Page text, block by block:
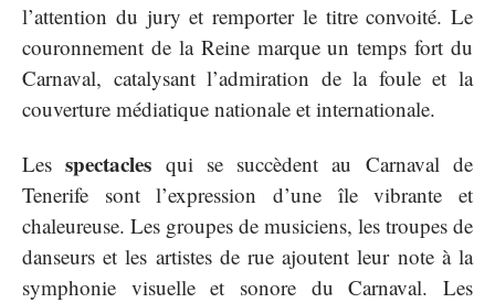
l’attention du jury et remporter le titre convoité. Le
couronnement de la Reine marque un temps fort du
Carnaval, catalysant l’admiration de la foule et la
couverture médiatique nationale et internationale.
Lesspectacles qui se succèdent au Carnaval de
Tenerife sont l’expression d’une île vibrante et
chaleureuse. Les groupes de musiciens, les troupes de
danseurs et les artistes de rue ajoutent leur note à la
symphonie visuelle et sonore du Carnaval. Les